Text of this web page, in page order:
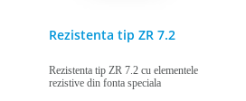
Rezistenta tip ZR 7.2
Rezistenta tip ZR 7.2 cu elementele
rezistive din fonta speciala